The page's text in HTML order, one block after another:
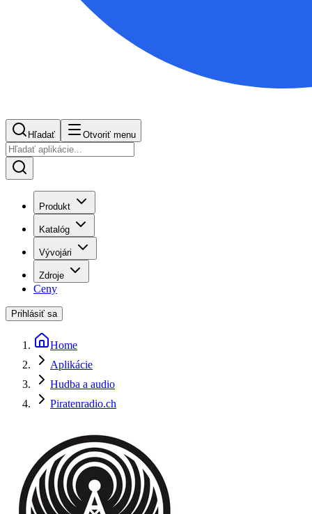
Hľadať Otvoriť menu
Produkt
Katalóg
Vývojári
Zdroje
Ceny
Prihlásiť sa
Home
Aplikácie
Hudba a audio
Piratenradio.ch